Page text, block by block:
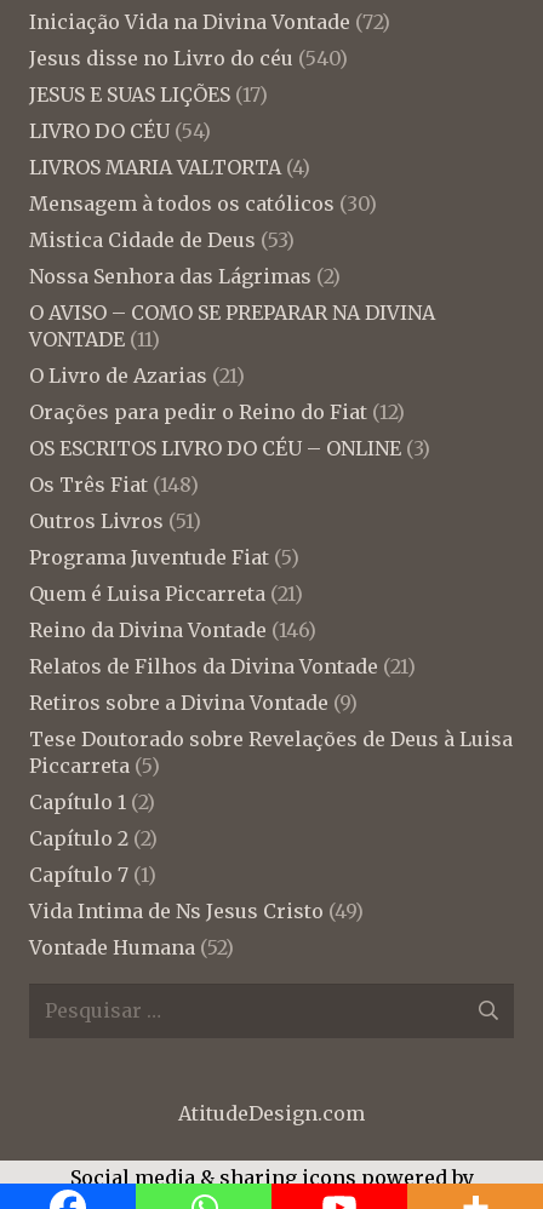
Iniciação Vida na Divina Vontade (72)
Jesus disse no Livro do céu (540)
JESUS E SUAS LIÇÕES (17)
LIVRO DO CÉU (54)
LIVROS MARIA VALTORTA(4)
Mensagem à todos os católicos (30)
Mistica Cidade de Deus (53)
Nossa Senhora das Lágrimas (2)
O AVISO – COMO SE PREPARAR NA DIVINA
VONTADE (11)
O Livro de Azarias (21)
Orações para pedir o Reino do Fiat (12)
OS ESCRITOS LIVRO DO CÉU – ONLINE (3)
Os Três Fiat (148)
Outros Livros (51)
Programa Juventude Fiat (5)
Quem é Luisa Piccarreta (21)
Reino da Divina Vontade (146)
Relatos de Filhos da Divina Vontade (21)
Retiros sobre a Divina Vontade (9)
Tese Doutorado sobre Revelações de Deus à Luisa
Piccarreta (5)
Capítulo 1 (2)
Capítulo 2 (2)
Capítulo 7 (1)
Vida Intima de Ns Jesus Cristo (49)
Vontade Humana (52)
Pesquisar
AtitudeDesign.com
Social media & sharing icons powered by